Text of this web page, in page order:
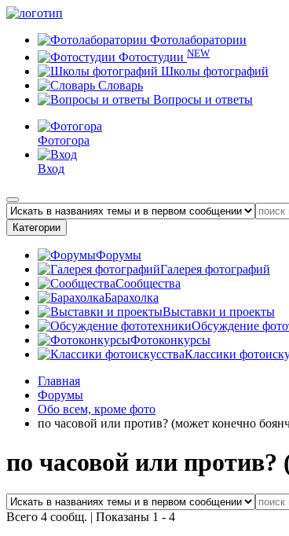
Фотолаборатории
Фотостудии NEW
Школы фотографий
Словарь
Вопросы и ответы
Фотогора
Вход
Категории
Форумы
Галерея фотографий
Сообщества
Барахолка
Выставки и проекты
Обсуждение
Фотоконкурсы
Классики
Главная
Форумы
Обо всем, кроме фото
по часовой или против? (может конечно
по часовой или
Всего 4 сообщ. | Показаны 1 - 4